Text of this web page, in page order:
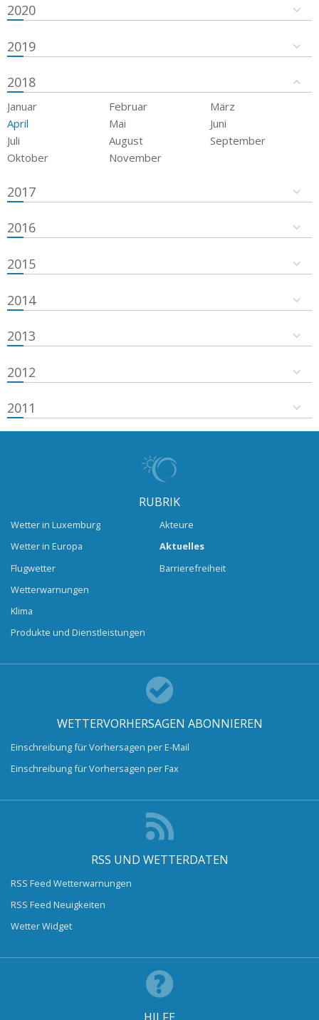
2020
2019
2018
Januar Februar
März
April
Mai
Juni
Juli
August
September
Oktober
November
2017
2016
2015
2014
2013
2012
2011
RUBRIK
Wetter in Luxemburg
Wetter in Europa
Flugwetter
Wetterwarnungen
Klima
Produkte und Dienstleistungen
Akteure
Aktuelles
Barrierefreiheit
WETTERVORHERSAGEN ABONNIEREN
Einschreibung für Vorhersagen per E-Mail
Einschreibung für Vorhersagen per Fax
RSS UND WETTERDATEN
RSS Feed Wetterwarnungen
RSS Feed Neuigkeiten
Wetter Widget